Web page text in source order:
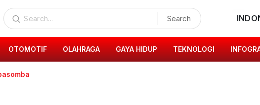
Search
OTOMOTIF OLAHRAGA GAYA HIDUP TEKNOLOGI